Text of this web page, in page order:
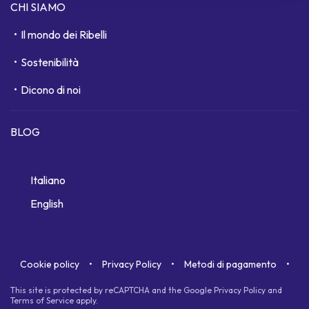
CHI SIAMO
Il mondo dei Ribelli
Sostenibilità
Dicono di noi
BLOG
Italiano
English
Cookie policy Privacy Policy Metodi di pagamento
This site is protected by reCAPTCHA and the Google Privacy Policy and
Terms of Service apply.